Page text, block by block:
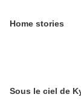
Home stories
Sous le ciel de